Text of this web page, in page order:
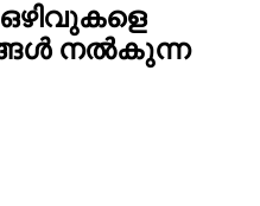
ഒഴിവുകളെ
നല്‍കുന്ന